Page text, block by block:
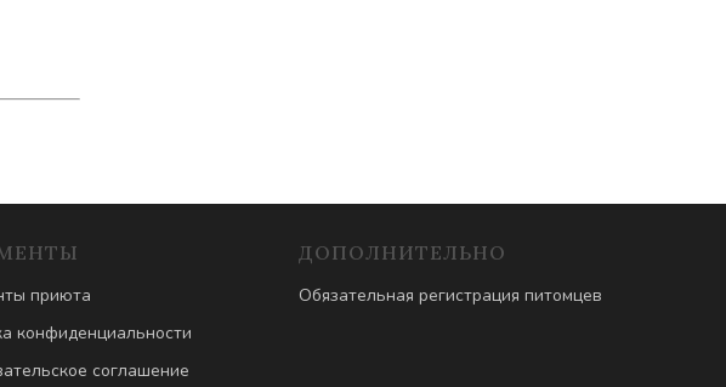
приюта
конфиденциальности
соглашение
ДОПОЛНИТЕЛЬНО
Обязательная регистрация питомцев